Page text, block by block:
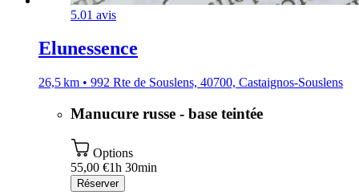
5.01 avis
Elunessence
26,5 km • 992 Rte de Souslens, 40700, Castaignos-Souslens
Manucure russe - base teintée
Options
55,00 €1h 30min
Réserver